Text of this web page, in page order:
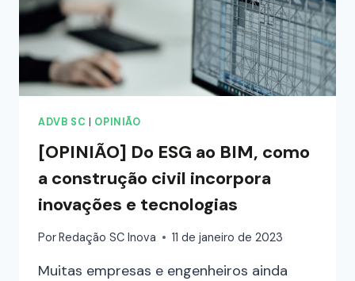
ADVB SC OPINIÃO
[OPINIÃO] Do ESG ao BIM, como
a construção civil incorpora
inovações e tecnologias
PorRedação SC Inova 11 de janeiro de 2023
Muitas empresas e engenheiros ainda